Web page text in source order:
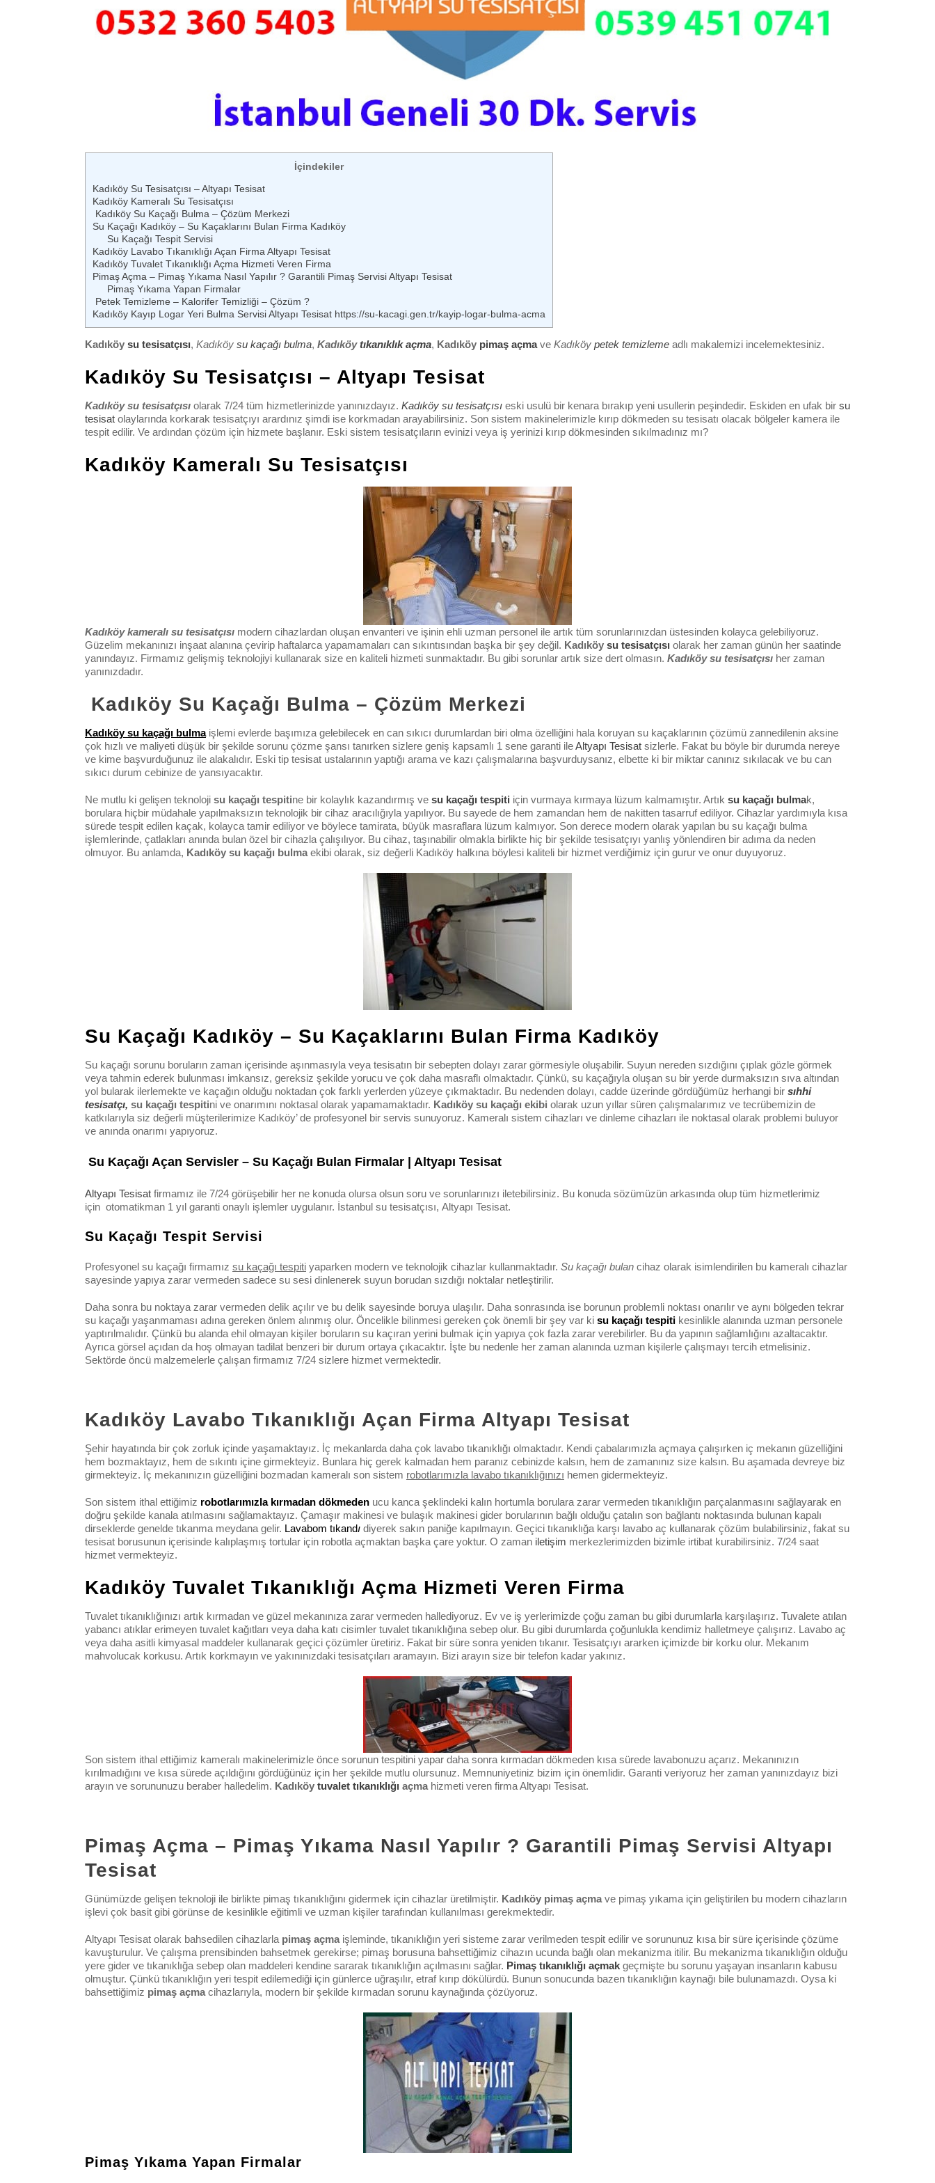
İçindekiler
Kadıköy Su Tesisatçısı – Altyapı Tesisat
Kadıköy Kameralı Su Tesisatçısı
Kadıköy Su Kaçağı Bulma – Çözüm Merkezi
Su Kaçağı Kadıköy – Su Kaçaklarını Bulan Firma Kadıköy
Su Kaçağı Tespit Servisi
Kadıköy Lavabo Tıkanıklığı Açan Firma Altyapı Tesisat
Kadıköy Tuvalet Tıkanıklığı Açma Hizmeti Veren Firma
Pimaş Açma – Pimaş Yıkama Nasıl Yapılır ? Garantili Pimaş Servisi Altyapı Tesisat
Pimaş Yıkama Yapan Firmalar
Petek Temizleme – Kalorifer Temizliği – Çözüm ?
Kadıköy Kayıp Logar Yeri Bulma Servisi Altyapı Tesisat https://su-kacagi.gen.tr/kayip-logar-bulma-acma
Kadıköy su tesisatçısı, Kadıköy su kaçağı bulma, Kadıköytıkanıklık açma, Kadıköy pimaş açmave Kadıköy petek temizleme adlı makalemizi incelemektesiniz.
Kadıköy Su Tesisatçısı – Altyapı Tesisat
Kadıköy su tesisatçısı olarak 7/24 tüm hizmetlerinizde yanınızdayız. Kadıköy su tesisatçısı eski usulü bir kenara bırakıp yeni usullerin peşindedir. Eskiden en ufak bir su
tesisat olaylarında korkarak tesisatçıyı arardınız şimdi ise korkmadan arayabilirsiniz. Son sistem makinelerimizle kırıp dökmeden su tesisatı olacak bölgeler kamera ile
tespit edilir. Ve ardından çözüm için hizmete başlanır. Eski sistem tesisatçıların evinizi veya iş yerinizi kırıp dökmesinden sıkılmadınız mı?
Kadıköy Kameralı Su Tesisatçısı
Kadıköy kameralı su tesisatçısı modern cihazlardan oluşan envanteri ve işinin ehli uzman personel ile artık tüm sorunlarınızdan üstesinden kolayca gelebiliyoruz.
Güzelim mekanınızı inşaat alanına çevirip haftalarca yapamamaları can sıkıntısından başka bir şey değil. Kadıköy su tesisatçısı olarak her zaman günün her saatinde
yanındayız. Firmamız gelişmiş teknolojiyi kullanarak size en kaliteli hizmeti sunmaktadır. Bu gibi sorunlar artık size dert olmasın. Kadıköy su tesisatçısı her zaman
yanınızdadır.
Kadıköy Su Kaçağı Bulma – Çözüm Merkezi
Kadıköy su kaçağı bulmaişlemi evlerde başımıza gelebilecek en can sıkıcı durumlardan biri olma özelliğini hala koruyan su kaçaklarının çözümü zannedilenin aksine
çok hızlı ve maliyeti düşük bir şekilde sorunu çözme şansı tanırken sizlere geniş kapsamlı 1 sene garanti ileAltyapı Tesisat sizlerle. Fakat bu böyle bir durumda nereye
ve kime başvurduğunuz ile alakalıdır. Eski tip tesisat ustalarının yaptığı arama ve kazı çalışmalarına başvurduysanız, elbette ki bir miktar canınız sıkılacak ve bu can
sıkıcı durum cebinize de yansıyacaktır.
Ne mutlu ki gelişen teknoloji su kaçağı tespitine bir kolaylık kazandırmış ve su kaçağı tespiti için vurmaya kırmaya lüzum kalmamıştır. Artık su kaçağı bulmak,
borulara hiçbir müdahale yapılmaksızın teknolojik bir cihaz aracılığıyla yapılıyor. Bu sayede de hem zamandan hem de nakitten tasarruf ediliyor. Cihazlar yardımıyla kısa
sürede tespit edilen kaçak, kolayca tamir ediliyor ve böylece tamirata, büyük masraflara lüzum kalmıyor. Son derece modern olarak yapılan bu su kaçağı bulma
işlemlerinde, çatlakları anında bulan özel bir cihazla çalışılıyor. Bu cihaz, taşınabilir olmakla birlikte hiç bir şekilde tesisatçıyı yanlış yönlendiren bir adıma da neden
olmuyor. Bu anlamda, Kadıköy su kaçağı bulma ekibi olarak, siz değerli Kadıköy halkına böylesi kaliteli bir hizmet verdiğimiz için gurur ve onur duyuyoruz.
Su Kaçağı Kadıköy – Su Kaçaklarını Bulan Firma Kadıköy
Su kaçağı sorunu boruların zaman içerisinde aşınmasıyla veya tesisatın bir sebepten dolayı zarar görmesiyle oluşabilir. Suyun nereden sızdığını çıplak gözle görmek
veya tahmin ederek bulunması imkansız, gereksiz şekilde yorucu ve çok daha masraflı olmaktadır. Çünkü, su kaçağıyla oluşan su bir yerde durmaksızın sıva altından
yol bularak ilerlemekte ve kaçağın olduğu noktadan çok farklı yerlerden yüzeye çıkmaktadır. Bu nedenden dolayı, cadde üzerinde gördüğümüz herhangi bir sıhhi
tesisatçı, su kaçağı tespitini ve onarımını noktasal olarak yapamamaktadır. Kadıköy su kaçağı ekibi olarak uzun yıllar süren çalışmalarımız ve tecrübemizin de
katkılarıyla siz değerli müşterilerimize Kadıköy’ de profesyonel bir servis sunuyoruz. Kameralı sistem cihazları ve dinleme cihazları ile noktasal olarak problemi buluyor
ve anında onarımı yapıyoruz.
Su Kaçağı Açan Servisler – Su Kaçağı Bulan Firmalar | Altyapı Tesisat
Altyapı Tesisat firmamız ile 7/24 görüşebilir her ne konuda olursa olsun soru ve sorunlarınızı iletebilirsiniz. Bu konuda sözümüzün arkasında olup tüm hizmetlerimiz
için otomatikman 1 yıl garanti onaylı işlemler uygulanır. İstanbul su tesisatçısı, Altyapı Tesisat.
Su Kaçağı Tespit Servisi
Profesyonel su kaçağı firmamız su kaçağı tespiti yaparken modern ve teknolojik cihazlar kullanmaktadır. Su kaçağı bulan cihaz olarak isimlendirilen bu kameralı cihazlar
sayesinde yapıya zarar vermeden sadece su sesi dinlenerek suyun borudan sızdığı noktalar netleştirilir.
Daha sonra bu noktaya zarar vermeden delik açılır ve bu delik sayesinde boruya ulaşılır. Daha sonrasında ise borunun problemli noktası onarılır ve aynı bölgeden tekrar
su kaçağı yaşanmaması adına gereken önlem alınmış olur. Öncelikle bilinmesi gereken çok önemli bir şey var ki su kaçağı tespiti kesinlikle alanında uzman personele
yaptırılmalıdır. Çünkü bu alanda ehil olmayan kişiler boruların su kaçıran yerini bulmak için yapıya çok fazla zarar verebilirler. Bu da yapının sağlamlığını azaltacaktır.
Ayrıca görsel açıdan da hoş olmayan tadilat benzeri bir durum ortaya çıkacaktır. İşte bu nedenle her zaman alanında uzman kişilerle çalışmayı tercih etmelisiniz.
Sektörde öncü malzemelerle çalışan firmamız 7/24 sizlere hizmet vermektedir.
Kadıköy Lavabo Tıkanıklığı Açan Firma Altyapı Tesisat
Şehir hayatında bir çok zorluk içinde yaşamaktayız. İç mekanlarda daha çok lavabo tıkanıklığı olmaktadır. Kendi çabalarımızla açmaya çalışırken iç mekanın güzelliğini
hem bozmaktayız, hem de sıkıntı içine girmekteyiz. Bunlara hiç gerek kalmadan hem paranız cebinizde kalsın, hem de zamanınız size kalsın. Bu aşamada devreye biz
girmekteyiz. İç mekanınızın güzelliğini bozmadan kameralı son sistem robotlarımızla lavabo tıkanıklığınızı hemen gidermekteyiz.
Son sistem ithal ettiğimiz robotlarımızla kırmadan dökmeden ucu kanca şeklindeki kalın hortumla borulara zarar vermeden tıkanıklığın parçalanmasını sağlayarak en
doğru şekilde kanala atılmasını sağlamaktayız. Çamaşır makinesi ve bulaşık makinesi gider borularının bağlı olduğu çatalın son bağlantı noktasında bulunan kapalı
dirseklerde genelde tıkanma meydana gelir. Lavabom tıkandı diyerek sakın paniğe kapılmayın. Geçici tıkanıklığa karşı lavabo aç kullanarak çözüm bulabilirsiniz, fakat su
tesisat borusunun içerisinde kalıplaşmış tortular için robotla açmaktan başka çare yoktur. O zaman iletişim merkezlerimizden bizimle irtibat kurabilirsiniz. 7/24 saat
hizmet vermekteyiz.
Kadıköy Tuvalet Tıkanıklığı Açma Hizmeti Veren Firma
Tuvalet tıkanıklığınızı artık kırmadan ve güzel mekanınıza zarar vermeden hallediyoruz. Ev ve iş yerlerimizde çoğu zaman bu gibi durumlarla karşılaşırız. Tuvalete atılan
yabancı atıklar erimeyen tuvalet kağıtları veya daha katı cisimler tuvalet tıkanıklığına sebep olur. Bu gibi durumlarda çoğunlukla kendimiz halletmeye çalışırız. Lavabo aç
veya daha asitli kimyasal maddeler kullanarak geçici çözümler üretiriz. Fakat bir süre sonra yeniden tıkanır. Tesisatçıyı ararken içimizde bir korku olur. Mekanım
mahvolucak korkusu. Artık korkmayın ve yakınınızdaki tesisatçıları aramayın. Bizi arayın size bir telefon kadar yakınız.
Son sistem ithal ettiğimiz kameralı makinelerimizle önce sorunun tespitini yapar daha sonra kırmadan dökmeden kısa sürede lavabonuzu açarız. Mekanınızın
kırılmadığını ve kısa sürede açıldığını gördüğünüz için her şekilde mutlu olursunuz. Memnuniyetiniz bizim için önemlidir. Garanti veriyoruz her zaman yanınızdayız bizi
arayın ve sorununuzu beraber halledelim. Kadıköy tuvalet tıkanıklığı açma hizmeti veren firma Altyapı Tesisat.
Pimaş Açma – Pimaş Yıkama Nasıl Yapılır ? Garantili Pimaş Servisi Altyapı
Tesisat
Günümüzde gelişen teknoloji ile birlikte pimaş tıkanıklığını gidermek için cihazlar üretilmiştir. Kadıköy pimaş açma ve pimaş yıkama için geliştirilen bu modern cihazların
işlevi çok basit gibi görünse de kesinlikle eğitimli ve uzman kişiler tarafından kullanılması gerekmektedir.
Altyapı Tesisat olarak bahsedilen cihazlarla pimaş açma işleminde, tıkanıklığın yeri sisteme zarar verilmeden tespit edilir ve sorununuz kısa bir süre içerisinde çözüme
kavuşturulur. Ve çalışma prensibinden bahsetmek gerekirse; pimaş borusuna bahsettiğimiz cihazın ucunda bağlı olan mekanizma itilir. Bu mekanizma tıkanıklığın olduğu
yere gider ve tıkanıklığa sebep olan maddeleri kendine sararak tıkanıklığın açılmasını sağlar. Pimaş tıkanıklığı açmak geçmişte bu sorunu yaşayan insanların kabusu
olmuştur. Çünkü tıkanıklığın yeri tespit edilemediği için günlerce uğraşılır, etraf kırıp dökülürdü. Bunun sonucunda bazen tıkanıklığın kaynağı bile bulunamazdı. Oysa ki
bahsettiğimiz pimaş açma cihazlarıyla, modern bir şekilde kırmadan sorunu kaynağında çözüyoruz.
Pimaş Yıkama Yapan Firmalar